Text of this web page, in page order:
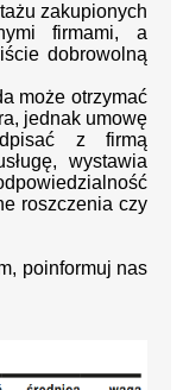
zakupionych
firmami, a
dobrowolną
może otrzymać
jednak umowę
z firmą
wystawia
roszczenia czy
poinformuj nas